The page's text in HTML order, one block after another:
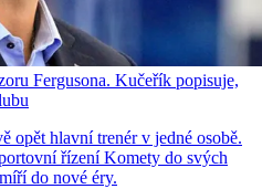
Fergusona. Kučeřík popisuje,
opět hlavní trenér v jedné osobě.
řízení Komety do svých
do nové éry.